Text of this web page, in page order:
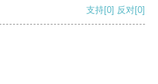
支持[0] 反对[0]